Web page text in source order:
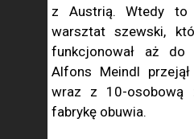
z Austrią. Wtedy to
warsztat szewski,
funkcjonował aż
Alfons Meindl
wraz z 10-osobową
fabrykę obuwia.